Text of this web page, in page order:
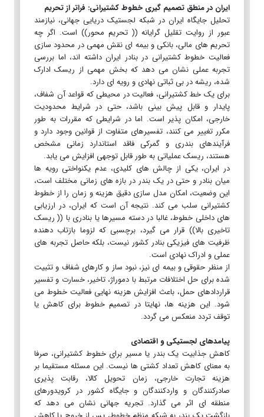
ایران در منطق تصمیم گیری خطوط کشتیرانی: فراتر از تحریم
تحلیل جایگاه ایران در شبکه لجستیک دریایی جهانی، نیازمند
عبور از روایت تقلیل گرایانه (( تحریم محور)) است. اگر چه
تحریم های مالی، بانکی و بیمه ای نقش مهمی در محدود سازی
فعالیت خطوط کشتیرانی در بنادر ایران داشته اند، اما بررسی
تجربه عملی نشان می دهد که بخش مهمی از ریسک ادارک
شده، ریشه در بی ثباتی نهادی و رویه ای دارد.
برای یک خط کشتیرانی، فعالیت در محیطی که قواعد آن شفاف،
پایدار و قابل پیش بینی باشد، حتی در شرایط محدودیت
خارجی، امکان پذیر است. اما در شرایطی که مقررات به طور
مکرر تغییر می کنند، تفسیرهای متفاوت از قوانین وجود دارد و
فرآیندهای بندری و گمرکی فاقد استاندارد زمانی مشخص
هستند، ریسک عملیاتی به طور قابل توجهی افزایش می یابد.
در ایران، یکی از چالش های کلیدی، عدم یکنواختی رویه ها
میان بنادر و حتی در یک بندر در بازه های زمانی مختلف است،
این وضعیت، امکان مدل سازی دقیق هزینه و زمان را از خطوط
کشتیرانی سلب می کند. نتیجه آن است که ایران، در ارزیابی
های داخلی خطوط، غالبا در دسته مسیرها یا بنادری با (( ریسک
تاخیری بالا)) قرار می گیرد، برچسبی که لزوما بازتاب دهنده
ظرفیت های فیزیکی بنادر کشور نیست، بلکه حاصل تجربه های
عملی و ادراک نهادی است.
از منظر حقوقی و بیمه ای نیز، نبود ساز و کارهای شفاف و تثبیت
شده برای حل اختلافات مرتبط با دموراژ، تاخیر، خسارت و تفسیر
قراردادهای حمل، باعث افزایش هزینه نهایی فعالیت خطوط می
شود. این هزینه ها، نهایتا در تصمیم خطوط برای کاهش یا
توقف تردد منعکس می گردد.
پیامدهای لجستیکی و اقتصادی
کاهش جذابیت یک بندر یا مسیر برای خطوط کشتیرانی، صرفا
به معنای کاهش تعداد کشتی ها نیست. این مسئله مستقیما بر
هزینه تجارت خارجی، زمان تحویل کالا، رقابت پذیری
صادرکنندگان و واردکنندگان و جایگاه کشور در کرویدورهای
منطقه ای اثر می گذارد. تجریه جهانی نشان می دهد که